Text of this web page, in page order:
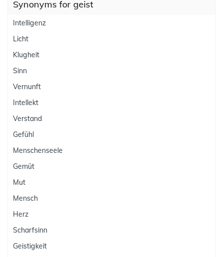
Synonyms for geist
Intelligenz
Licht
Klugheit
Sinn
Vernunft
Intellekt
Verstand
Gefühl
Menschenseele
Gemüt
Mut
Mensch
Herz
Scharfsinn
Geistigkeit